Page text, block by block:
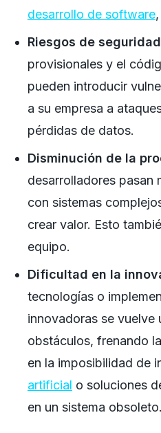
desarrollo de software
Riesgos de
provisionales y el
pueden introducir
a su empresa a
pérdidas de datos.
Disminución de la
desarrolladores pasan
con sistemas
crear valor. Esto
equipo.
Dificultad en la
tecnologías o
innovadoras se vuelve
obstáculos, frenando
en la imposibilidad de
artificial o soluciones
en un sistema obsoleto.